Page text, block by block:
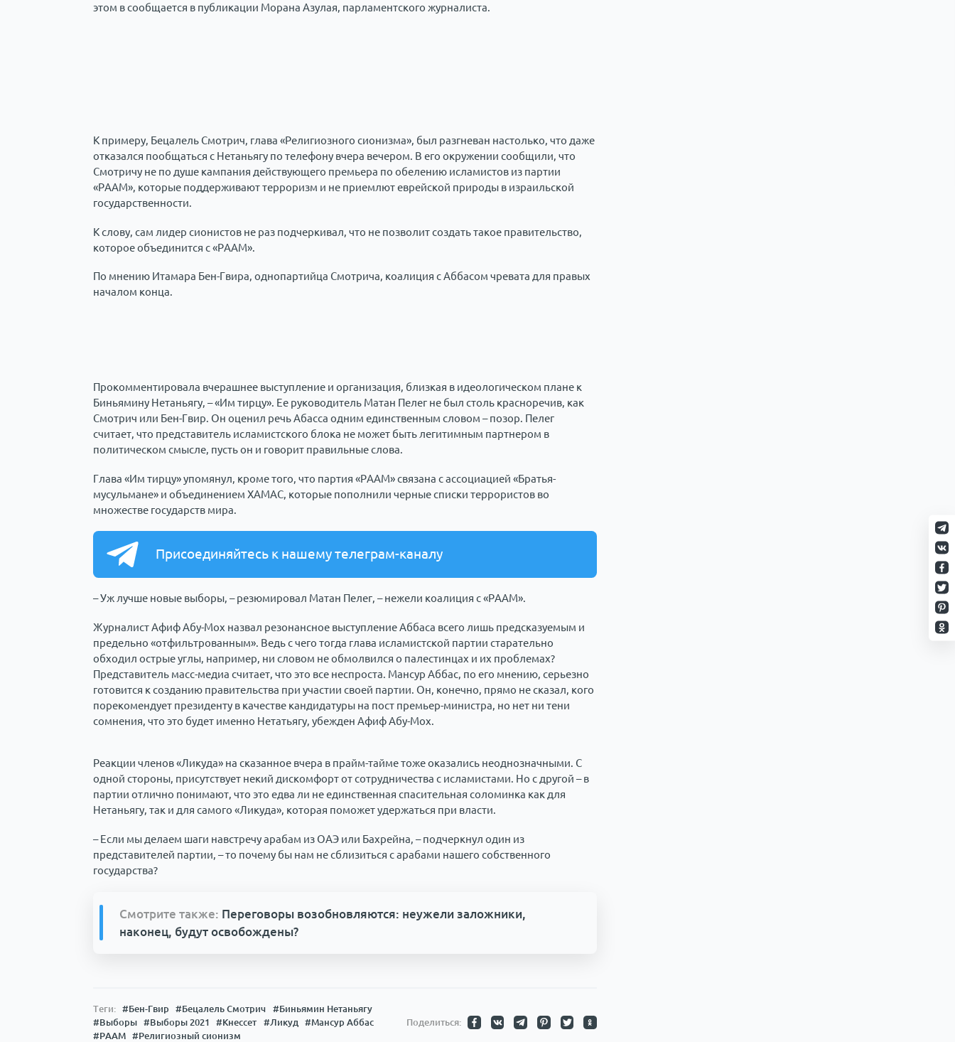
этом в сообщается в публикации Морана Азулая, парламентского журналиста.
К примеру, Бецалель Смотрич, глава «Религиозного сионизма», был разгневан настолько, что даже
отказался пообщаться с Нетаньягу по телефону вчера вечером. В его окружении сообщили, что
Смотричу не по душе кампания действующего премьера по обелению исламистов из партии
«РААМ», которые поддерживают терроризм и не приемлют еврейской природы в израильской
государственности.
К слову, сам лидер сионистов не раз подчеркивал, что не позволит создать такое правительство,
которое объединится с «РААМ».
По мнению Итамара Бен-Гвира, однопартийца Смотрича, коалиция с Аббасом чревата для правых
началом конца.
Прокомментировала вчерашнее выступление и организация, близкая в идеологическом плане к
Биньямину Нетаньягу, – «Им тирцу». Ее руководитель Матан Пелег не был столь красноречив, как
Смотрич или Бен-Гвир. Он оценил речь Абасса одним единственным словом – позор. Пелег
считает, что представитель исламистского блока не может быть легитимным партнером в
политическом смысле, пусть он и говорит правильные слова.
Глава «Им тирцу» упомянул, кроме того, что партия «РААМ» связана с ассоциацией «Братья-
мусульмане» и объединением ХАМАС, которые пополнили черные списки террористов во
множестве государств мира.
Присоединяйтесь к нашему телеграм-каналу
– Уж лучше новые выборы, – резюмировал Матан Пелег, – нежели коалиция с «РААМ».
Журналист Афиф Абу-Мох назвал резонансное выступление Аббаса всего лишь предсказуемым и
предельно «отфильтрованным». Ведь с чего тогда глава исламистской партии старательно
обходил острые углы, например, ни словом не обмолвился о палестинцах и их проблемах?
Представитель масс-медиа считает, что это все неспроста. Мансур Аббас, по его мнению, серьезно
готовится к созданию правительства при участии своей партии. Он, конечно, прямо не сказал, кого
порекомендует президенту в качестве кандидатуры на пост премьер-министра, но нет ни тени
сомнения, что это будет именно Нетатьягу, убежден Афиф Абу-Мох.
Реакции членов «Ликуда» на сказанное вчера в прайм-тайме тоже оказались неоднозначными. С
одной стороны, присутствует некий дискомфорт от сотрудничества с исламистами. Но с другой – в
партии отлично понимают, что это едва ли не единственная спасительная соломинка как для
Нетаньягу, так и для самого «Ликуда», которая поможет удержаться при власти.
– Если мы делаем шаги навстречу арабам из ОАЭ или Бахрейна, – подчеркнул один из
представителей партии, – то почему бы нам не сблизиться с арабами нашего собственного
государства?
Смотрите также: Переговоры возобновляются: неужели заложники,
наконец, будут освобождены?
Теги: #Бен-Гвир #Бецалель Смотрич
#Биньямин Нетаньягу
#Выборы
#Выборы 2021 #Кнессет #Ликуд
#Мансур Аббас
#РААМ
#Религиозный сионизм
Поделиться: